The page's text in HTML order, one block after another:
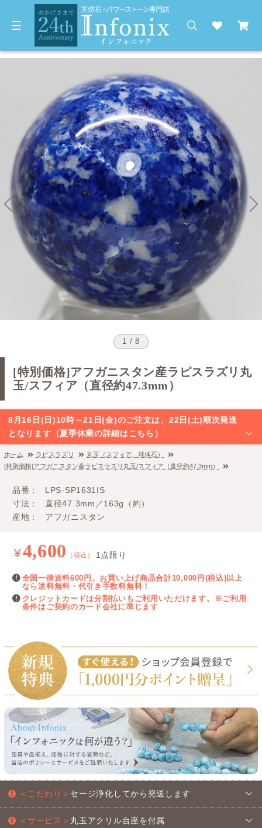
1 / 8
[特別価格]アフガニスタン産ラピスラズリ丸
玉/スフィア（直径約47.3mm）
8月16日(日)10時～21日(金)のご注文は、22日(土)順次発送
となります（夏季休業の詳細はこちら）
ホーム ラピスラズリ
丸玉（スフィア、球体石）
[特別価格]アフガニスタン産ラピスラズリ丸玉/スフィア（直径約47.3mm）
品番
LPS-SP1631IS
寸法
直径47.3mm／163g（約）
産地
アフガニスタン
¥4,600 （税込） 1点限り
全国一律送料600円。お買い上げ商品合計10,000円(税込)以上
なら送料無料・代引き手数料無料！
クレジットカードは分割払いもご利用いただけます。※ご利用
条件はご契約のカード会社に準じます
＜こだわり＞ セージ浄化してから発送します
＜サービス＞ 丸玉アクリル台座を付属